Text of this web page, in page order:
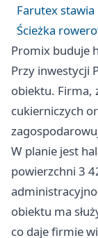
Farutex
Ścieżka
Promix buduje
Przy inwestycji
obiektu. Firma,
cukierniczych
W planie jest
powierzchni 3
obiektu ma
co daje firmie